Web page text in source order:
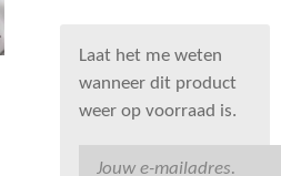
Laat het me weten
wanneer dit product
weer op voorraad is.